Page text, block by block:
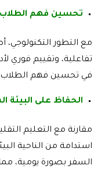
تحسين فهم الطلاب
مع التطور
تفاعلية، وتقييم فوري
في تحسين فهم الطلاب
الحفاظ على البيئة
مقارنة مع التعليم
استدامة من الناحية
السفر بصورة يومية،